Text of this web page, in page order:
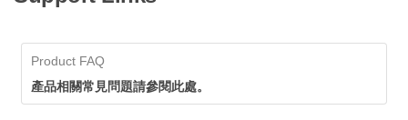
Product FAQ
產品相關常見問題請參閱此處。